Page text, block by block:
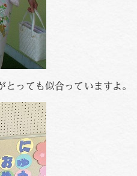
っても似合っていますよ。